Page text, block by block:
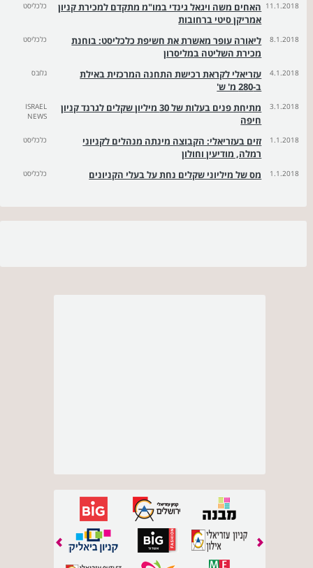
11.1.2018 האחים משה ויגאל גינדי במו"מ מתקדם למכירת קניון
אמריקן סיטי ברחובות
כלכליסט
8.1.2018
ליאורה עופר מאשרת את חשיפת כלכליסט: בוחנת
מכירת השליטה במליסרון
כלכליסט
4.1.2018
עזריאלי לקראת רכישת התחנה המרכזית באילת
ב-280 מ' ש'
גלובס
3.1.2018
מתיחת פנים בעלות של 30 מיליון שקלים לגרנד קניון
חיפה
ISRAEL
NEWS
1.1.2018
זזים בעזריאלי: הקבוצה מינתה מנהלים לקניוני
רמלה, מודיעין וחולון
כלכליסט
1.1.2018 מס של מיליוני שקלים נחת על בעלי הקניונים כלכליסט